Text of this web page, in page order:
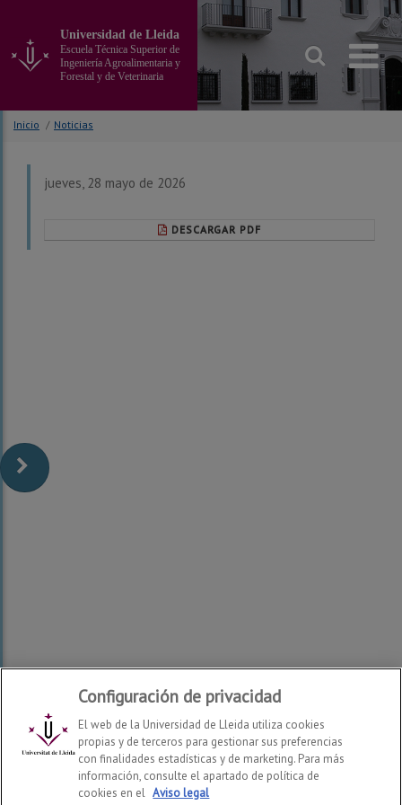
contenido
principal
página
Universidad de Lleida
Escuela Técnica Superior de
Ingeniería Agroalimentaria y
Forestal y de Veterinaria
Inicio / Noticias
jueves, 28 mayo de 2026
DESCARGAR PDF
Escuela Técnica Superior de Ingeniería Agroalimentaria y
Configuración de privacidad
El web de la Universidad de Lleida utiliza cookies
propias y de terceros para gestionar sus preferencias
con finalidades estadísticas y de marketing. Para más
información, consulte el apartado de política de
cookies en el Aviso legal